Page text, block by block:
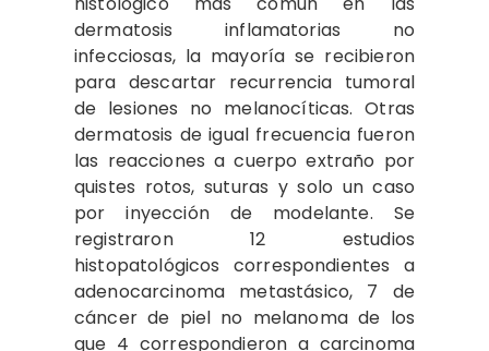
dermatosis inflamatorias no
infecciosas, la mayoría se recibieron
para descartar recurrencia tumoral
de lesiones no melanocíticas. Otras
dermatosis de igual frecuencia fueron
las reacciones a cuerpo extraño por
quistes rotos, suturas y solo un caso
por inyección de modelante. Se
registraron 12 estudios
histopatológicos correspondientes a
adenocarcinoma metastásico, 7 de
cáncer de piel no melanoma de los
que 4 correspondieron a carcinoma